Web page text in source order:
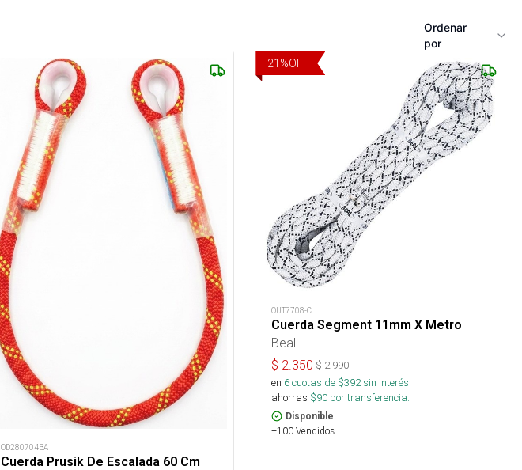
Ordenar
por
OD280704BA
Cuerda Prusik De Escalada 60 Cm
21 %OFF
OUT7708-C
Cuerda Segment 11mm X Metro
Beal
$ 2.350 $2.990
en 6cuotas de $392sin interés
ahorras $90 por transferencia.
Disponible
+100 Vendidos